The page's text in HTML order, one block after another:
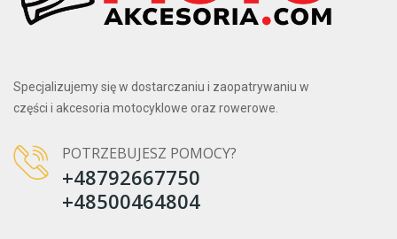
Specjalizujemy się w dostarczaniu i zaopatrywaniu w
części i akcesoria motocyklowe oraz rowerowe.
POTRZEBUJESZ POMOCY?
+48792667750
+48500464804